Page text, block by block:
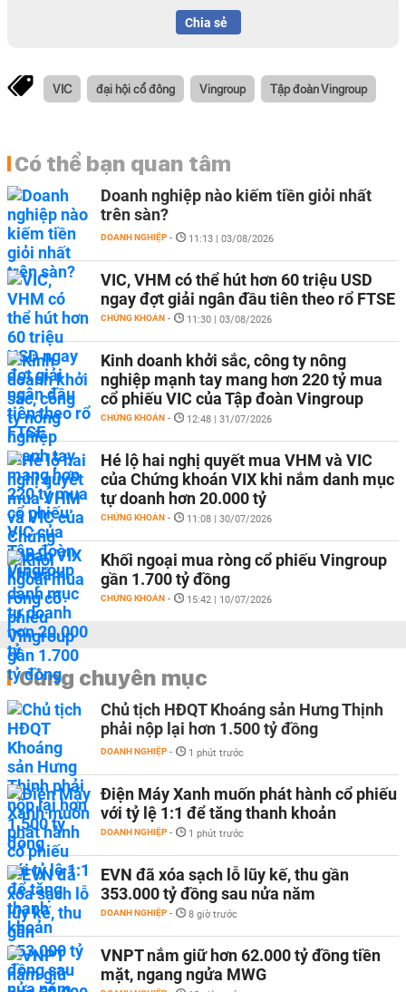
Chia sẻ
VIC đại hội cổ đông Vingroup Tập đoàn Vingroup
Có thể bạn quan tâm
Doanh nghiệp nào kiếm tiền giỏi nhất
trên sàn?
DOANH NGHIỆP - 11:13 | 03/08/2026
VIC, VHM có thể hút hơn 60 triệu USD
ngay đợt giải ngân đầu tiên theo rổ FTSE
CHỨNG KHOÁN - 11:30 | 03/08/2026
Kinh doanh khởi sắc, công ty nông
nghiệp mạnh tay mang hơn 220 tỷ mua
cổ phiếu VIC của Tập đoàn Vingroup
CHỨNG KHOÁN - 12:48 | 31/07/2026
Hé lộ hai nghị quyết mua VHM và VIC
của Chứng khoán VIX khi nắm danh mục
tự doanh hơn 20.000 tỷ
CHỨNG KHOÁN - 11:08 | 30/07/2026
Khối ngoại mua ròng cổ phiếu Vingroup
gần 1.700 tỷ đồng
CHỨNG KHOÁN - 15:42 | 10/07/2026
Cùng chuyên mục
Chủ tịch HĐQT Khoáng sản Hưng Thịnh
phải nộp lại hơn 1.500 tỷ đồng
DOANH NGHIỆP - 1 phút trước
Điện Máy Xanh muốn phát hành cổ phiếu
với tỷ lệ 1:1 để tăng thanh khoản
DOANH NGHIỆP - 1 phút trước
EVN đã xóa sạch lỗ lũy kế, thu gần
353.000 tỷ đồng sau nửa năm
DOANH NGHIỆP - 8 giờ trước
VNPT nắm giữ hơn 62.000 tỷ đồng tiền
mặt, ngang ngửa MWG